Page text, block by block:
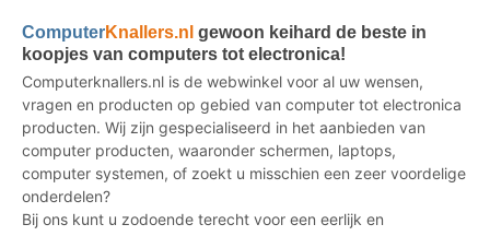
ComputerKnallers.nl gewoon keihard de beste in
koopjes van computers tot electronica!
Computerknallers.nl is de webwinkel voor al uw wensen,
vragen en producten op gebied van computer tot electronica
producten. Wij zijn gespecialiseerd in het aanbieden van
computer producten, waaronder schermen, laptops,
computer systemen, of zoekt u misschien een zeer voordelige
onderdelen?
Bij ons kunt u zodoende terecht voor een eerlijk en